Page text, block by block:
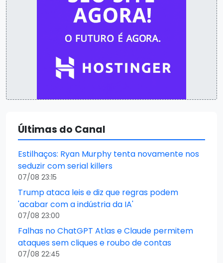
Últimas do Canal
Estilhaços: Ryan Murphy tenta novamente nos
seduzir com serial killers
07/08 23:15
Trump ataca leis e diz que regras podem
'acabar com a indústria da IA'
07/08 23:00
Falhas no ChatGPT Atlas e Claude permitem
ataques sem cliques e roubo de contas
07/08 22:45